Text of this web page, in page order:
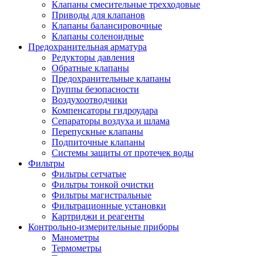
Клапаны смесительные трехходовые
Приводы для клапанов
Клапаны балансировочные
Клапаны соленоидные
Предохранительная арматура
Редукторы давления
Обратные клапаны
Предохранительные клапаны
Группы безопасности
Воздухоотводчики
Компенсаторы гидроудара
Сепараторы воздуха и шлама
Перепускные клапаны
Подпиточные клапаны
Системы защиты от протечек воды
Фильтры
Фильтры сетчатые
Фильтры тонкой очистки
Фильтры магистральные
Фильтрационные установки
Картриджи и реагенты
Контрольно-измерительные приборы
Манометры
Термометры